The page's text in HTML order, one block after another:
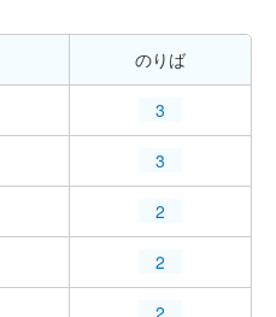
のりば
3
3
2
2
2